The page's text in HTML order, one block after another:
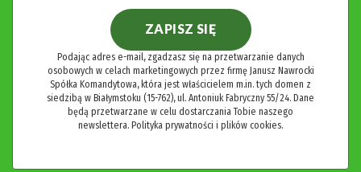
ZAPISZ SIĘ
Podając adres e-mail, zgadzasz się na przetwarzanie danych
osobowych w celach marketingowych przez firmę Janusz Nawrocki
Spółka Komandytowa, która jest właścicielem m.in. tych domen z
siedzibą w Białymstoku (15-762), ul. Antoniuk Fabryczny 55/24. Dane
będą przetwarzane w celu dostarczania Tobie naszego
newslettera. Polityka prywatności i plików cookies.